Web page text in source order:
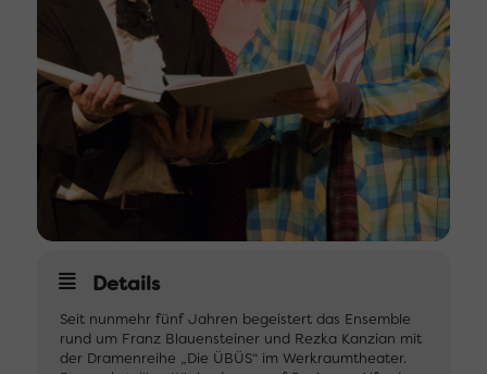
Details
Seit nunmehr fünf Jahren begeistert das Ensemble
rund um Franz Blauensteiner und Rezka Kanzian mit
der Dramenreihe „Die ÜBÜS“ im Werkraumtheater.